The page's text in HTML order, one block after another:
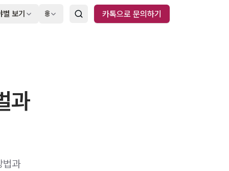
별 보기 🌐 카톡으로 문의하기
과
법과